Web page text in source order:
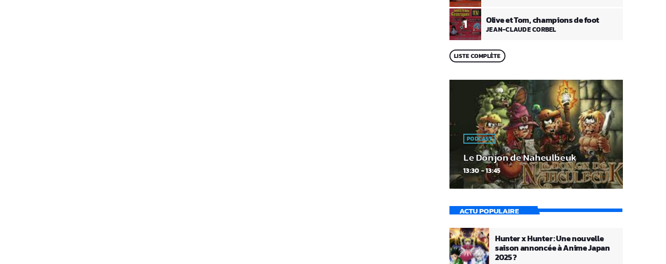
1 Olive et Tom, champions de foot
JEAN-CLAUDE CORBEL
LISTE COMPLÈTE
PODCAST
Le Donjon de Naheulbeuk
13:30 - 13:45
ACTU POPULAIRE
Hunter x Hunter : Une nouvelle
saison annoncée à Anime Japan
2025 ?